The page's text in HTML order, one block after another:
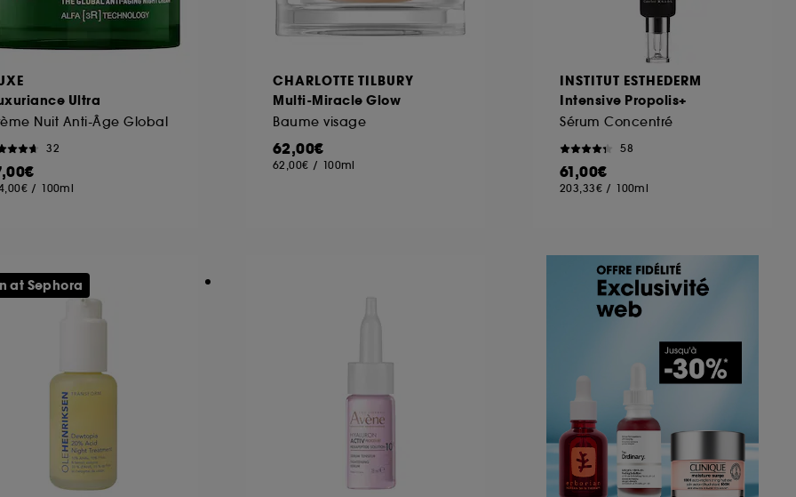
Ultra
Nuit Anti-Âge Global
32
/ 100ml
CHARLOTTE TILBURY
Multi-Miracle Glow
Baume visage
62,00€
62,00€ / 100ml
INSTITUT ESTHEDERM
Intensive Propolis+
Sérum Concentré
58
61,00€
203,33€ / 100ml
at Sephora